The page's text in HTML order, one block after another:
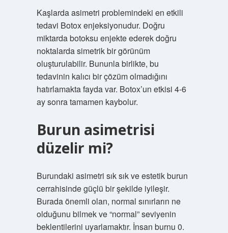
Kaşlarda asimetri problemindeki en etkili
tedavi Botox enjeksiyonudur. Doğru
miktarda botoksu enjekte ederek doğru
noktalarda simetrik bir görünüm
oluşturulabilir. Bununla birlikte, bu
tedavinin kalıcı bir çözüm olmadığını
hatırlamakta fayda var. Botox’un etkisi 4-6
ay sonra tamamen kaybolur.
Burun asimetrisi
düzelir mi?
Burundaki asimetri sık sık ve estetik burun
cerrahisinde güçlü bir şekilde iyileşir.
Burada önemli olan, normal sınırların ne
olduğunu bilmek ve “normal” seviyenin
beklentilerini uyarlamaktır. İnsan burnu 0.